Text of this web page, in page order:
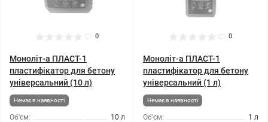
0
Моноліт-а ПЛАСТ-1
пластифікатор для бетону
універсальний (10 л)
Немає в наявності
Об'єм:
10 л
0
Моноліт-а ПЛАСТ-1
пластифікатор для бетону
універсальний (1 л)
Немає в наявності
Об'єм:
1 л